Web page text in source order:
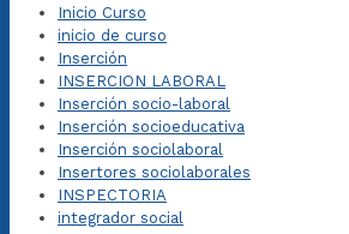
Inicio Curso
inicio de curso
Inserción
INSERCION LABORAL
Inserción socio-laboral
Inserción socioeducativa
Inserción sociolaboral
Insertores sociolaborales
INSPECTORIA
integrador social